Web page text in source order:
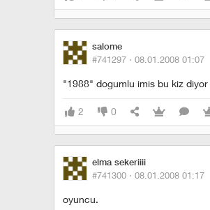
salome
#741297 · 08.01.2008 01:07
"1988" dogumlu imis bu kiz
2 0
elma sekeriiii
#741300 · 08.01.2008 01:17
oyuncu.